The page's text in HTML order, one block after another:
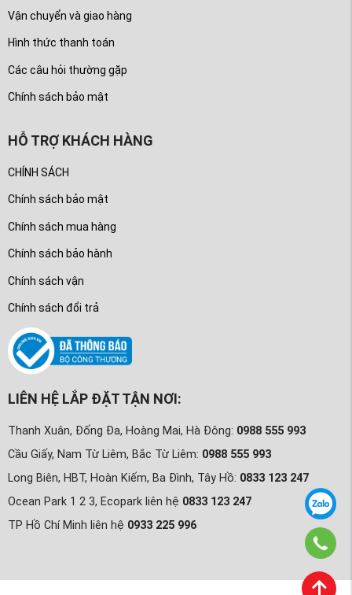
Vận chuyển và giao hàng
Hình thức thanh toán
Các câu hỏi thường gặp
Chính sách bảo mật
HỖ TRỢ KHÁCH HÀNG
CHÍNH SÁCH
Chính sách bảo mật
Chính sách mua hàng
Chính sách bảo hành
Chính sách vận
Chính sách đổi trả
LIÊN HỆ LẮP ĐẶT TẬN NƠI:
Thanh Xuân, Đống Đa, Hoàng Mai, Hà Đông: 0988 555 993
Cầu Giấy, Nam Từ Liêm, Bắc Từ Liêm: 0988 555 993
Long Biên, HBT, Hoàn Kiếm, Ba Đình, Tây Hồ: 0833 123 247
Ocean Park 1 2 3, Ecopark liên hệ 0833 123 247
TP Hồ Chí Minh liên hệ 0933 225 996